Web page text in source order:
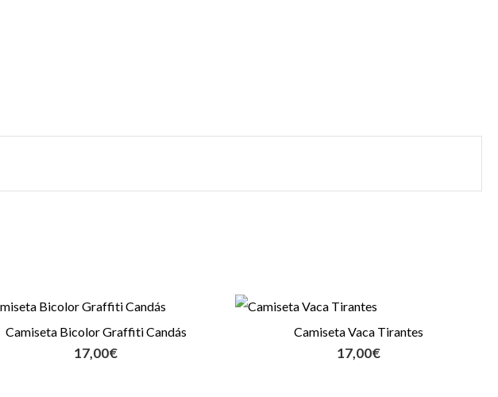
Camiseta Bicolor Graffiti Candás
17,00€
Camiseta Vaca Tirantes
17,00€